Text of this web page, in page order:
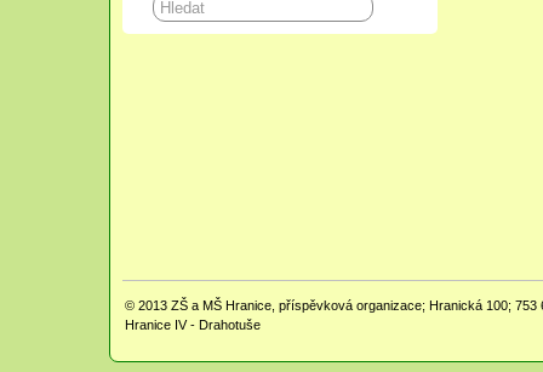
© 2013 ZŠ a MŠ Hranice, příspěvková organizace; Hranická 100; 753
Hranice IV - Drahotuše